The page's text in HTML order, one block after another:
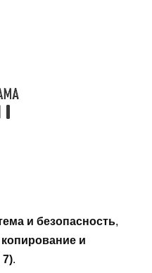
и безопасность,
и
7).